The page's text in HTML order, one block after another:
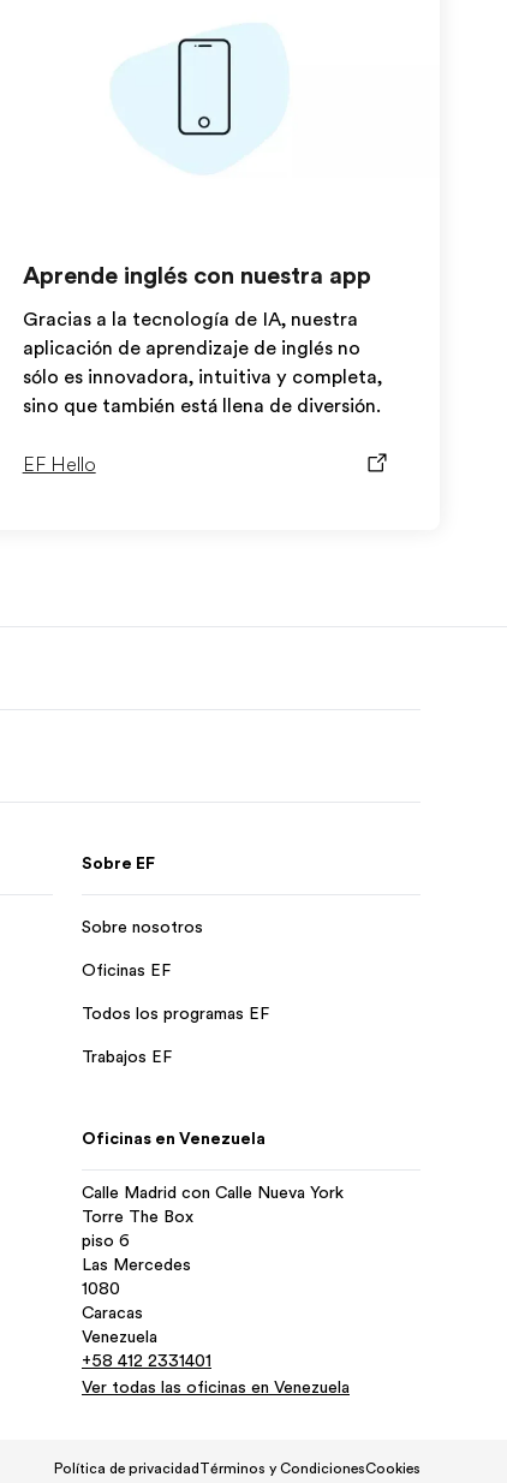
Aprende inglés con nuestra app
Gracias a la tecnología de IA, nuestra
aplicación de aprendizaje de inglés no
sólo es innovadora, intuitiva y completa,
sino que también está llena de diversión.
EF Hello
Sobre EF
Sobre nosotros
Oficinas EF
Todos los programas EF
Trabajos EF
Oficinas en Venezuela
Calle Madrid con Calle Nueva York
Torre The Box
piso 6
Las Mercedes
1080
Caracas
Venezuela
+58 412 2331401
Ver todas las oficinas en Venezuela
Política de privacidad Términos y CondicionesCookies